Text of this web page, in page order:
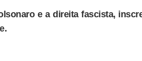
e a direita fascista,